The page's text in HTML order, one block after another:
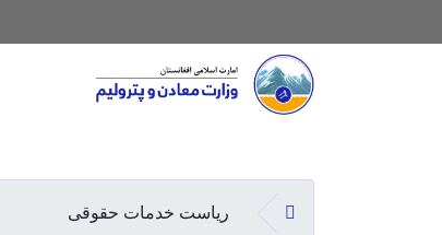
Main navigation
صفحه اصلیریاست خدمات حقوقی